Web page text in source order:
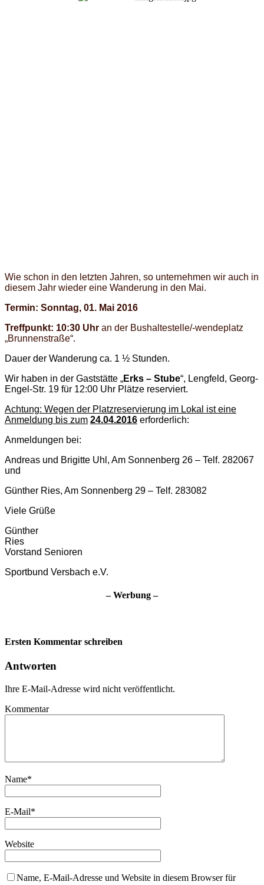
Wie schon in den letzten Jahren, so unternehmen wir auch in
diesem Jahr wieder eine Wanderung in den Mai.
Termin: Sonntag, 01. Mai 2016
Treffpunkt: 10:30 Uhr an der Bushaltestelle/-wendeplatz
„Brunnenstraße“.
Dauer der Wanderung ca. 1 ½ Stunden.
Wir haben in der Gaststätte „Erks – Stube“, Lengfeld, Georg-
Engel-Str. 19 für 12:00 Uhr Plätze reserviert.
Achtung: Wegen der Platzreservierung im Lokal ist eine
Anmeldung bis zum 24.04.2016 erforderlich:
Anmeldungen bei:
Andreas und Brigitte Uhl, Am Sonnenberg 26 – Telf. 282067
und
Günther Ries, Am Sonnenberg 29 – Telf. 283082
Viele Grüße
Günther
Vorstand Senioren
Sportbund Versbach e.V.
– Werbung –
Ersten Kommentar schreiben
Antworten
Ihre E-Mail-Adresse wird nicht veröffentlicht.
Kommentar
Name*
E-Mail*
Website
Name, E-Mail-Adresse und Website in diesem Browser für